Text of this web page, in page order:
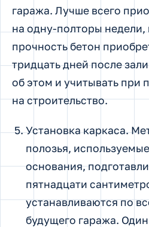
гаража. Лучше всего
на одну-полторы
прочность бетон
тридцать дней после
об этом и учитывать при
на строительство.
Установка каркаса.
полозья,
основания,
пятнадцати
устанавливаются по
будущего гаража.